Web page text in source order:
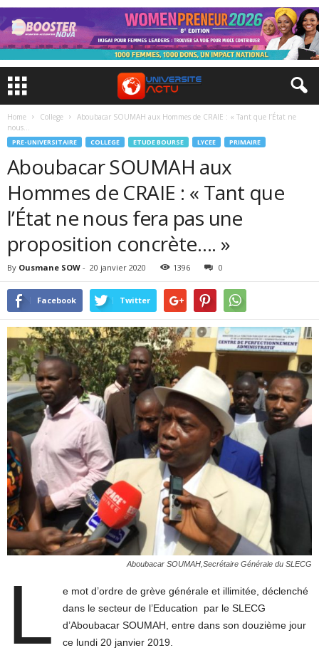
Home College
Aboubacar SOUMAH aux Hommes de CRAIE : « Tant que l’État ne
nous...
PRE-UNIVERSITAIRE COLLEGE ETUDE BOURSE LYCEE PRIMAIRE
Aboubacar SOUMAH aux
Hommes de CRAIE : « Tant que
l’État ne nous fera pas une
proposition concrète…. »
By Ousmane SOW - 20 janvier 2020 1396 0
Facebook Twitter
Aboubacar SOUMAH,Secrétaire Générale du SLECG
L
e mot d’ordre de grève générale et illimitée, déclenché
dans le secteur de l’Education par le SLECG
d’Aboubacar SOUMAH, entre dans son douzième jour
ce lundi 20 janvier 2019.